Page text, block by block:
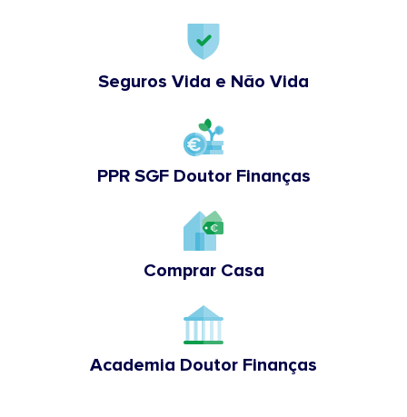
Seguros Vida e Não Vida
PPR SGF Doutor Finanças
Comprar Casa
Academia Doutor Finanças